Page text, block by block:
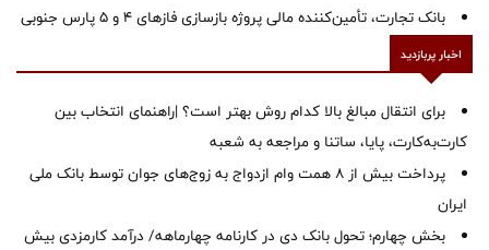
بانک تجارت، تأمین‌کننده مالی پروژه بازسازی فازهای ۴ و ۵ پارس جنوبی
اخبار پربازدید
برای انتقال مبالغ بالا کدام روش بهتر است؟ |راهنمای انتخاب بین
کارت‌به‌کارت، پایا، ساتنا و مراجعه به شعبه
پرداخت بیش از ۸ همت وام ازدواج به زوج‌های جوان توسط بانک ملی
ایران
بخش چهارم؛ تحول بانک دی در کارنامه چهارماهه/ درآمد کارمزدی بیش